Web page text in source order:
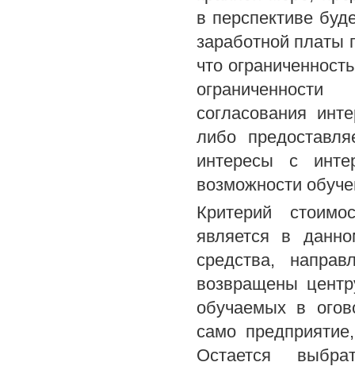
в перспективе
заработной платы
что
согласования
либо
интересы с
возможности
Критерий
является в
средства,
возвращены
обучаемых в
само
Остается